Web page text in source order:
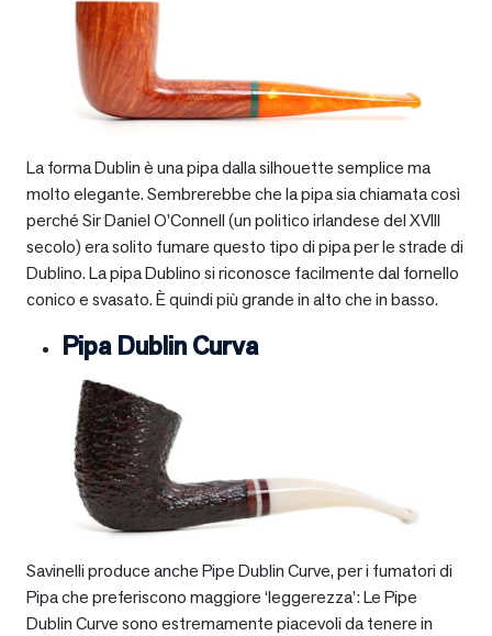
La forma Dublin è una pipa dalla silhouette semplice ma
molto elegante. Sembrerebbe che la pipa sia chiamata così
perché Sir Daniel O’Connell (un politico irlandese del XVIII
secolo) era solito fumare questo tipo di pipa per le strade di
Dublino. La pipa Dublino si riconosce facilmente dal fornello
conico e svasato. È quindi più grande in alto che in basso.
Pipa Dublin Curva
Savinelli produce anche Pipe Dublin Curve, per i fumatori di
Pipa che preferiscono maggiore ‘leggerezza’: Le Pipe
Dublin Curve sono estremamente piacevoli da tenere in